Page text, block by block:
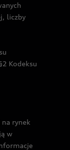
liczby
Kodeksu
rynek
w